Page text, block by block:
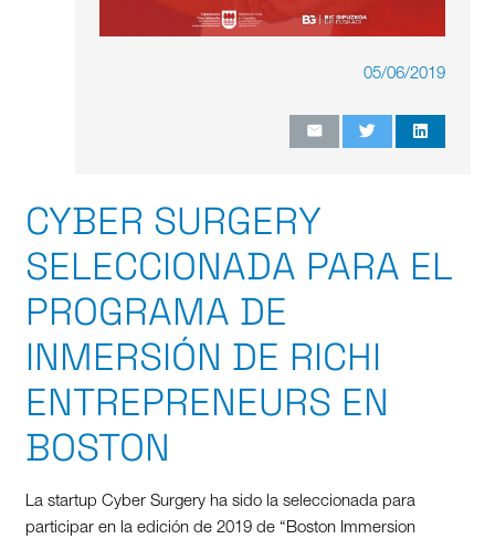
05/06/2019
CYBER SURGERY
SELECCIONADA PARA EL
PROGRAMA DE
INMERSIÓN DE RICHI
ENTREPRENEURS EN
BOSTON
La startup Cyber Surgery ha sido la seleccionada para
participar en la edición de 2019 de “Boston Immersion